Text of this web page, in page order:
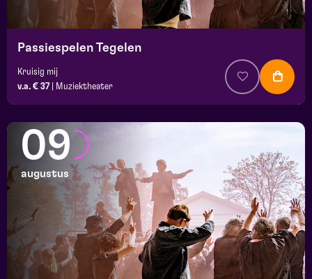
location
Passiespelen Tegelen
Kruisig mij
v.a. € 37
Muziektheater
09
augustus